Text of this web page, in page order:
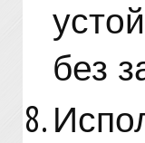
без